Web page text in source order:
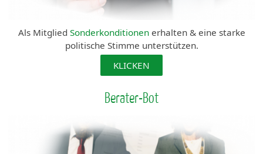
Als Mitglied Sonderkonditionenerhalten & eine starke
politische Stimme unterstützen.
KLICKEN
Berater-Bot